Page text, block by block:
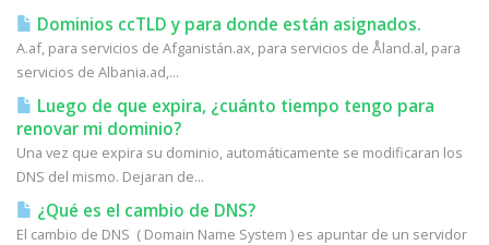
Dominios ccTLD y para donde están asignados.
A.af, para servicios de Afganistán.ax, para servicios de Åland.al, para
servicios de Albania.ad,...
Luego de que expira, ¿cuánto tiempo tengo para
renovar mi dominio?
Una vez que expira su dominio, automáticamente se modificaran los
DNS del mismo. Dejaran de...
¿Qué es el cambio de DNS?
El cambio de DNS ( Domain Name System ) es apuntar de un servidor